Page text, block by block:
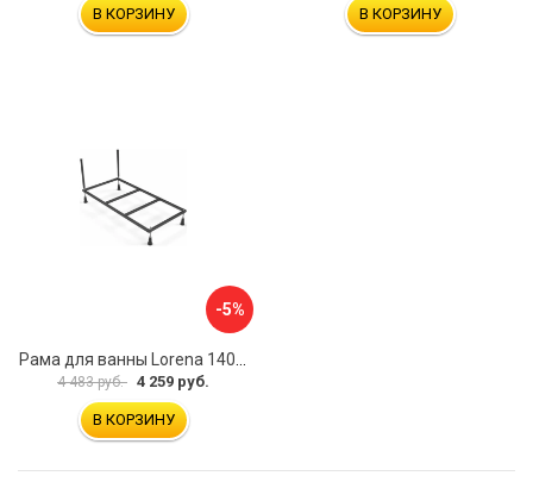
В КОРЗИНУ В КОРЗИНУ
-5%
4 483 руб. 4 259 руб.
В КОРЗИНУ